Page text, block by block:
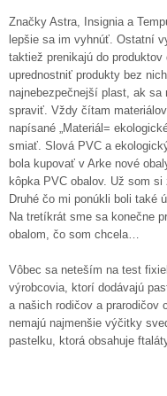
Značky Astra, Insignia a
lepšie sa im vyhnúť. Ostatní
taktiež prenikajú do
uprednostniť produkty bez
najnebezpečnejší plast, ak
spraviť. Vždy čítam
napísané „Materiál=
smiať. Slová PVC a
bola kupovať v Arke nové
kôpka PVC obalov. Už som
Druhé čo mi ponúkli boli také
Na tretíkrát sme sa konečne
obalom, čo som chcela…
Vôbec sa neteším na test
výrobcovia, ktorí dodávajú
a našich rodičov a prarodičov
nemajú najmenšie výčitky
pastelku, ktorá obsahuje